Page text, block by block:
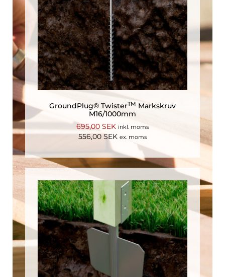
GroundPlug® TwisterTM Markskruv
M16/1000mm
695,00 SEK inkl. moms
556,00 SEK ex. moms